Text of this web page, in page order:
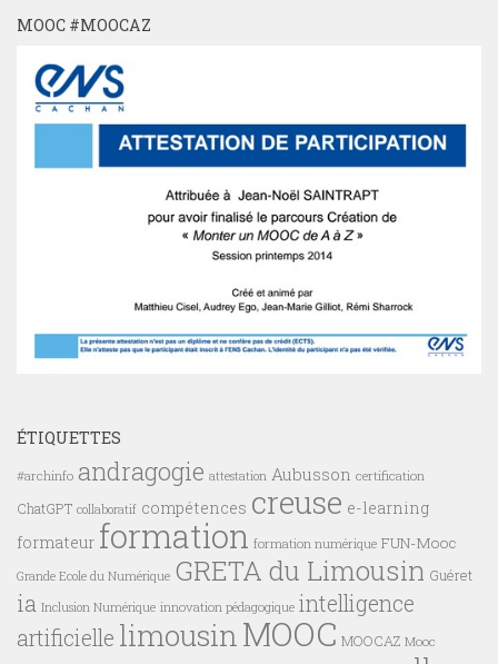
MOOC #MOOCAZ
ÉTIQUETTES
#archinfo andragogie attestation Aubusson certification
ChatGPT collaboratif compétences creuse e-learning
formateur formation formation numérique FUN-Mooc
Grande Ecole du Numérique GRETA du Limousin Guéret
ia Inclusion Numérique innovation pédagogique intelligence
artificielle limousinMOOC MOOCAZ Mooc